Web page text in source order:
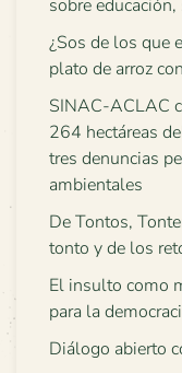
sobre
¿Sos de los que
plato de arroz
SINAC-ACLAC
264 hectáreas
tres denuncias
ambientales
De Tontos,
tonto y de los
El insulto como
para la
Diálogo abierto